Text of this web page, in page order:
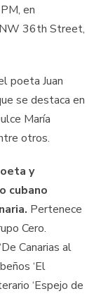
en
36th Street,
poeta Juan
se destaca en
María
otros.
y
cubano
Pertenece
Cero.
Canarias al
‘El
‘Espejo de